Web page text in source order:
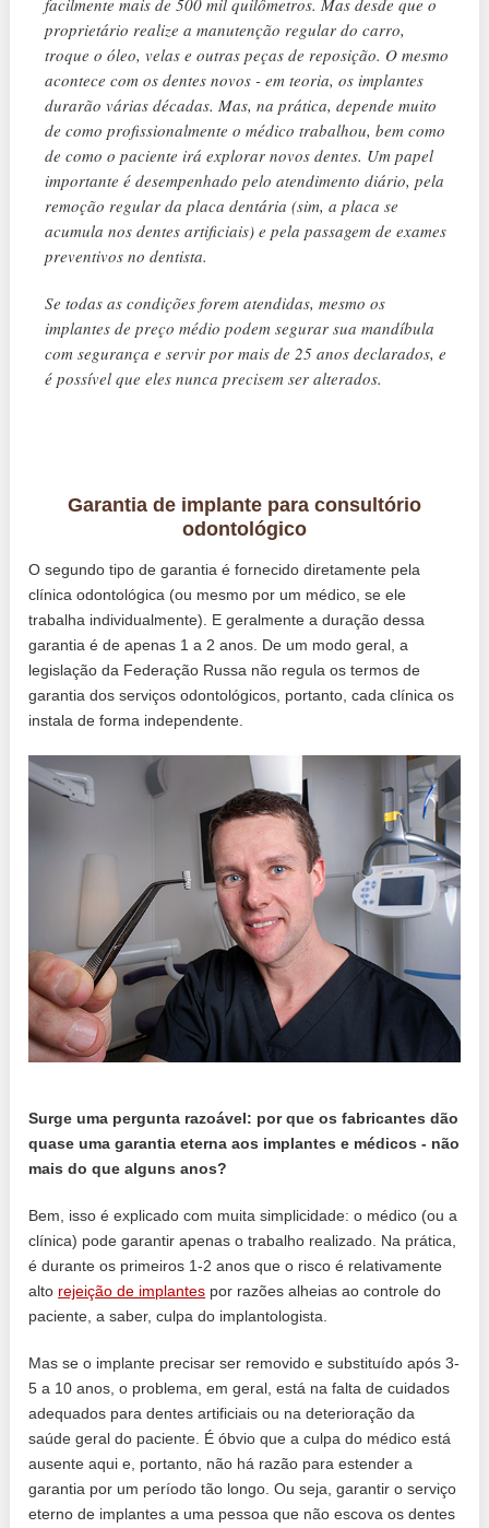
facilmente mais de 500 mil quilômetros. Mas desde que o
proprietário realize a manutenção regular do carro,
troque o óleo, velas e outras peças de reposição. O mesmo
acontece com os dentes novos - em teoria, os implantes
durarão várias décadas. Mas, na prática, depende muito
de como profissionalmente o médico trabalhou, bem como
de como o paciente irá explorar novos dentes. Um papel
importante é desempenhado pelo atendimento diário, pela
remoção regular da placa dentária (sim, a placa se
acumula nos dentes artificiais) e pela passagem de exames
preventivos no dentista.
Se todas as condições forem atendidas, mesmo os
implantes de preço médio podem segurar sua mandíbula
com segurança e servir por mais de 25 anos declarados, e
é possível que eles nunca precisem ser alterados.
Garantia de implante para consultório
odontológico
O segundo tipo de garantia é fornecido diretamente pela
clínica odontológica (ou mesmo por um médico, se ele
trabalha individualmente). E geralmente a duração dessa
garantia é de apenas 1 a 2 anos. De um modo geral, a
legislação da Federação Russa não regula os termos de
garantia dos serviços odontológicos, portanto, cada clínica os
instala de forma independente.
Surge uma pergunta razoável: por que os fabricantes dão
quase uma garantia eterna aos implantes e médicos - não
mais do que alguns anos?
Bem, isso é explicado com muita simplicidade: o médico (ou a
clínica) pode garantir apenas o trabalho realizado. Na prática,
é durante os primeiros 1-2 anos que o risco é relativamente
alto rejeição de implantes por razões alheias ao controle do
paciente, a saber, culpa do implantologista.
Mas se o implante precisar ser removido e substituído após 3-
5 a 10 anos, o problema, em geral, está na falta de cuidados
adequados para dentes artificiais ou na deterioração da
saúde geral do paciente. É óbvio que a culpa do médico está
ausente aqui e, portanto, não há razão para estender a
garantia por um período tão longo. Ou seja, garantir o serviço
eterno de implantes a uma pessoa que não escova os dentes